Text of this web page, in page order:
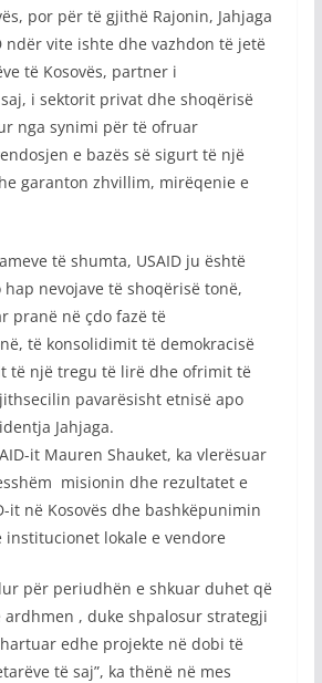
por për të gjithë Rajonin, Jahjaga
ndër vite ishte dhe vazhdon të jetë
të Kosovës, partner i
i sektorit privat dhe shoqërisë
nga synimi për të ofruar
e bazës së sigurt të një
garanton zhvillim, mirëqenie e
të shumta, USAID ju është
nevojave të shoqërisë tonë,
pranë në çdo fazë të
të konsolidimit të demokracisë
të një tregu të lirë dhe ofrimit të
pavarësisht etnisë apo
Jahjaga.
it Mauren Shauket, ka vlerësuar
misionin dhe rezultatet e
it në Kosovës dhe bashkëpunimin
institucionet lokale e vendore
për periudhën e shkuar duhet që
ardhmen , duke shpalosur strategji
edhe projekte në dobi të
të saj”, ka thënë në mes